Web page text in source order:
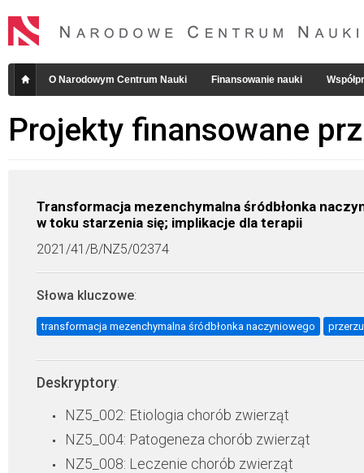
O Narodowym Centrum Nauki Finansowanie nauki
Projekty finansowane
Transformacja mezenchymalna śródbłonka
w toku starzenia się; implikacje dla terapii
2021/41/B/NZ5/02374
Słowa kluczowe:
transformacja mezenchymalna śródbłonka naczyniowego
Deskryptory:
NZ5_002: Etiologia chorób zwierząt
NZ5_004: Patogeneza chorób zwierząt
NZ5_008: Leczenie chorób zwierząt